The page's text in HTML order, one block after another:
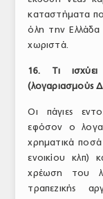
καταστήματα
όλη την Ελλάδα
χωριστά.
16. Τι ισχύει
(λογαριασμούς
Οι πάγιες
εφόσον ο
χρηματικά
ενοικίου κλπ)
χρέωση του
τραπεζικής